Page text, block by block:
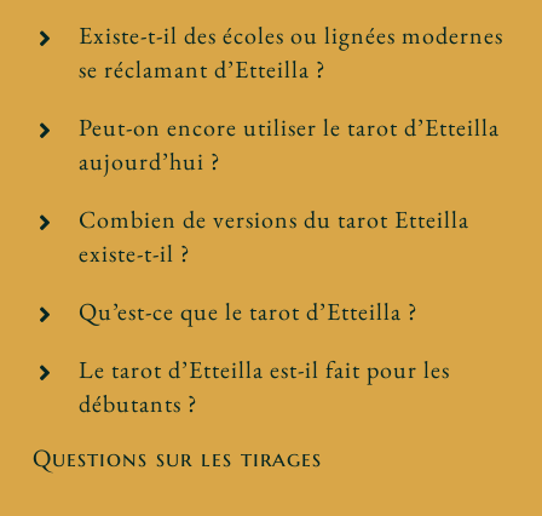
Existe-t-il des écoles ou lignées modernes
se réclamant d’Etteilla ?
Peut-on encore utiliser le tarot d’Etteilla
aujourd’hui ?
Combien de versions du tarot Etteilla
existe-t-il ?
Qu’est-ce que le tarot d’Etteilla ?
Le tarot d’Etteilla est-il fait pour les
débutants ?
Questions sur les tirages